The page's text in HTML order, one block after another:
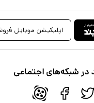
اپلیکیشن موبایل
در شبکه‌های اجتماعی